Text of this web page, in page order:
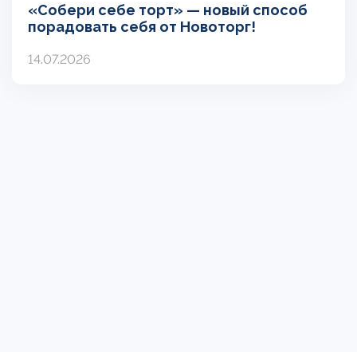
«Собери себе торт» — новый способ
порадовать себя от Новоторг!
14.07.2026